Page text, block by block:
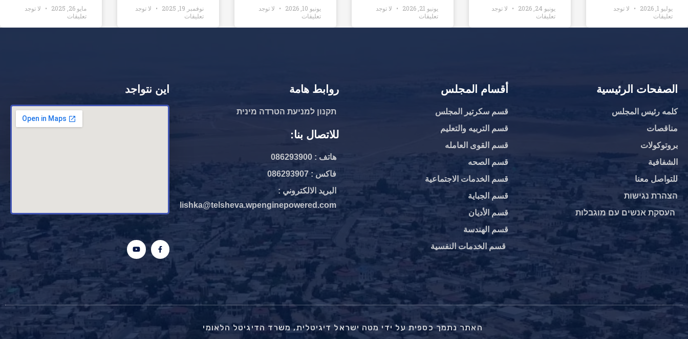
يوليو 1, 2026
لا توجد
تعليقات
يونيو 24, 2026
لا توجد
تعليقات
يونيو 21, 2026
لا توجد
تعليقات
يونيو 10, 2026
لا توجد
تعليقات
نوفمبر 19, 2025
لا توجد
تعليقات
مايو 26, 2025
لا توجد
تعليقات
الصفحات الرئيسية
كلمه رئيس المجلس
مناقصات
بروتوكولات
الشفافية
للتواصل معنا
הצהרת נגישות
העסקת אנשים עם מוגבלות
أقسام المجلس
قسم سكرتير المجلس
قسم التربيه والتعليم
قسم القوى العامله
قسم الصحه
قسم الخدمات الاجتماعية
قسم الجباية
قسم الأديان
قسم الهندسة‎
قسم الخدمات النفسية‎
روابط هامة
תקנון למניעת הטרדה מינית
للاتصال بنا:
هاتف : 086293900
فاكس : 086293907
البريد الالكتروني :
lishka@telsheva.wpenginepowered.com
اين نتواجد
האתר נתמך כספית על ידי מטה ישראל דיגיטלית, משרד הדיגיטל הלאומי